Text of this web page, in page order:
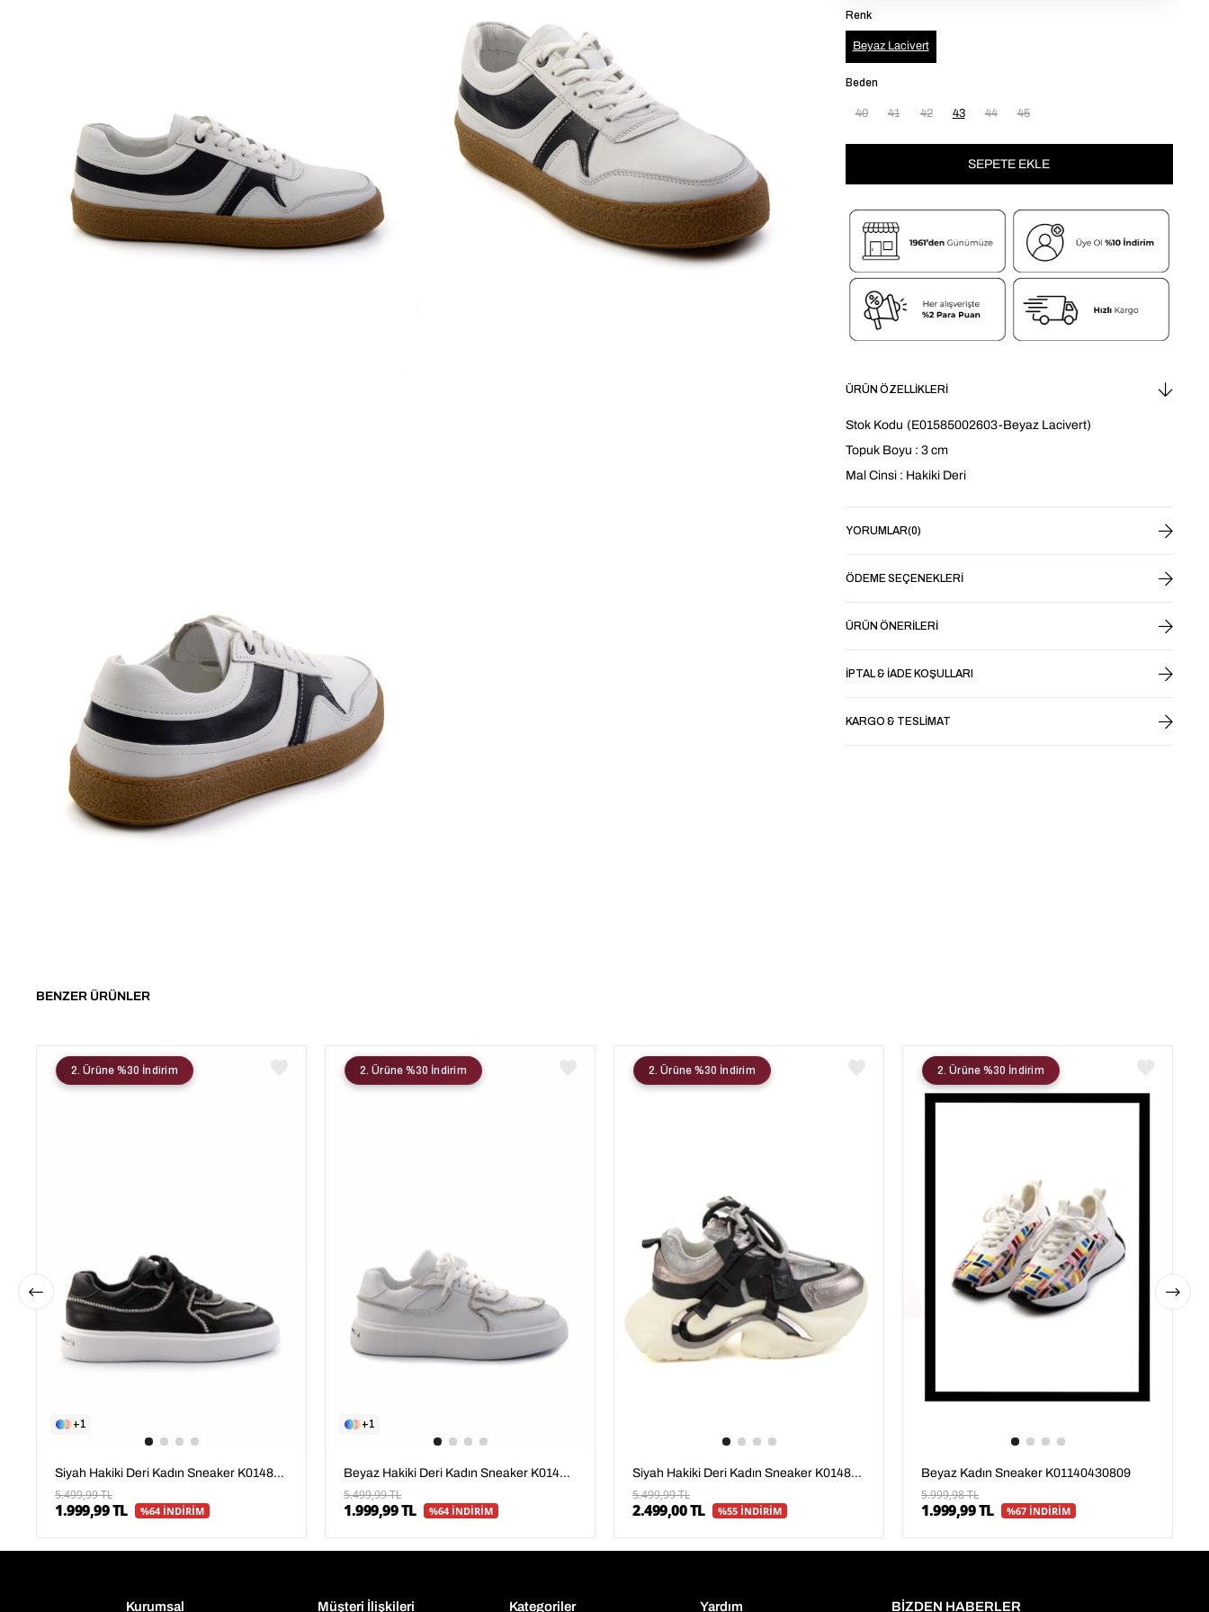
Renk
Beyaz Lacivert
Beden
40 41 42 43 44 45
ÜRÜN ÖZELLIKLERI
Stok Kodu (E01585002603-Beyaz Lacivert)
Topuk Boyu : 3 cm
Mal Cinsi : Hakiki Deri
YORUMLAR(0)
ÖDEME SEÇENEKLERI
ÜRÜN ÖNERILERI
İPTAL & İADE KOŞULLARI
KARGO & TESLIMAT
BENZER ÜRÜNLER
1
Siyah Hakiki Deri Kadın Sneaker K01480136703
5.499,99 TL
1.999,99 TL %64 İNDİRİM
2. Ürüne %30 İndirim
1
Beyaz Hakiki Deri Kadın Sneaker K01480136703
5.499,99 TL
1.999,99 TL %64 İNDİRİM
2. Ürüne %30 İndirim
Siyah Hakiki Deri Kadın Sneaker K01480005303
5.499,99 TL
2.499,00 TL %55 İNDİRİM
2. Ürüne %30 İndirim
Beyaz Kadın Sneaker K01140430809
5.999,98 TL
1.999,99 TL %67 İNDİRİM
2. Ürüne %30 İndirim
Kurumsal Müşteri İlişkileri Kategoriler Yardım BİZDEN HABERLER